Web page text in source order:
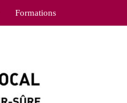
Formations